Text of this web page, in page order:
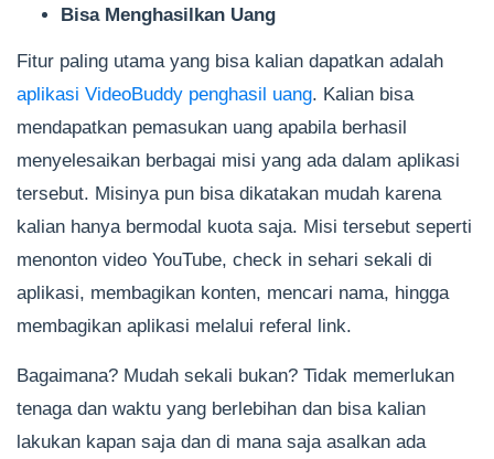
Bisa Menghasilkan Uang
Fitur paling utama yang bisa kalian dapatkan adalah
aplikasi VideoBuddy penghasil uang. Kalian bisa
mendapatkan pemasukan uang apabila berhasil
menyelesaikan berbagai misi yang ada dalam aplikasi
tersebut. Misinya pun bisa dikatakan mudah karena
kalian hanya bermodal kuota saja. Misi tersebut seperti
menonton video YouTube, check in sehari sekali di
aplikasi, membagikan konten, mencari nama, hingga
membagikan aplikasi melalui referal link.
Bagaimana? Mudah sekali bukan? Tidak memerlukan
tenaga dan waktu yang berlebihan dan bisa kalian
lakukan kapan saja dan di mana saja asalkan ada